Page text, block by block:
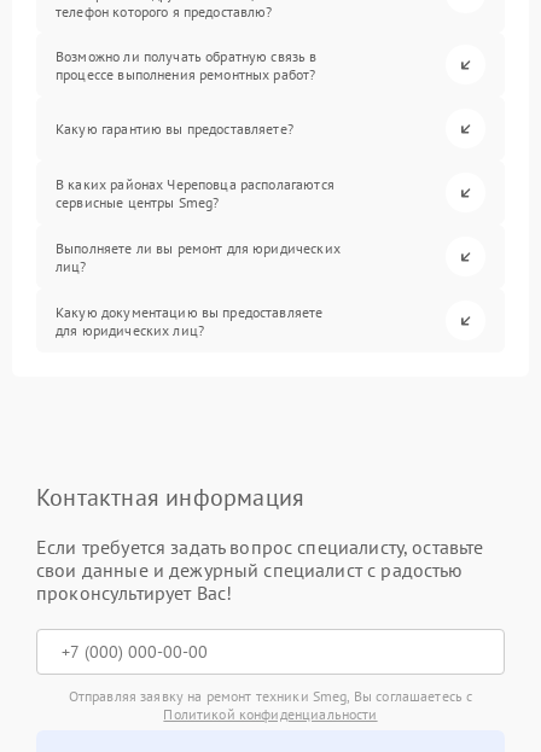
телефон которого я предоставлю?
Возможно ли получать обратную связь в
процессе выполнения ремонтных работ?
Какую гарантию вы предоставляете?
В каких районах Череповца располагаются
сервисные центры Smeg?
Выполняете ли вы ремонт для юридических
лиц?
Какую документацию вы предоставляете
для юридических лиц?
Контактная информация
Если требуется задать вопрос специалисту, оставьте
свои данные и дежурный специалист с радостью
проконсультирует Вас!
Отправляя заявку на ремонт техники Smeg, Вы соглашаетесь с
Политикой конфиденциальности